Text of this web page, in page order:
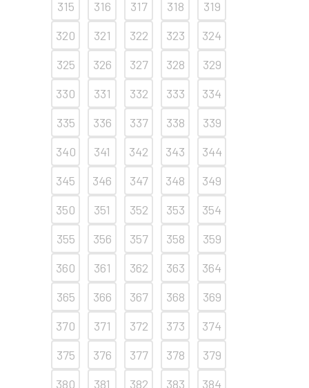
315
316 317 318
319
320
321 322 323
324
325
326 327 328
329
330
331 332 333
334
335
336 337 338
339
340
341 342 343
344
345
346 347 348
349
350
351 352 353
354
355
356 357 358
359
360
361 362 363
364
365
366 367 368
369
370
371 372 373
374
375
376 377 378
379
380
381 382 383 384